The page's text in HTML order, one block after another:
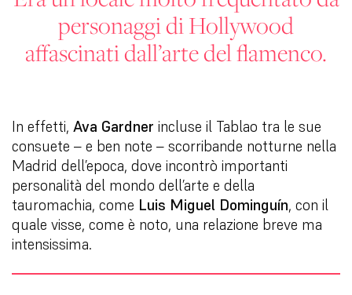
personaggi di Hollywood
affascinati dall’arte del flamenco.
In effetti, Ava Gardner incluse il Tablao tra le sue
consuete – e ben note – scorribande notturne nella
Madrid dell’epoca, dove incontrò importanti
personalità del mondo dell’arte e della
tauromachia, come Luis Miguel Dominguín, con il
quale visse, come è noto, una relazione breve ma
intensissima.